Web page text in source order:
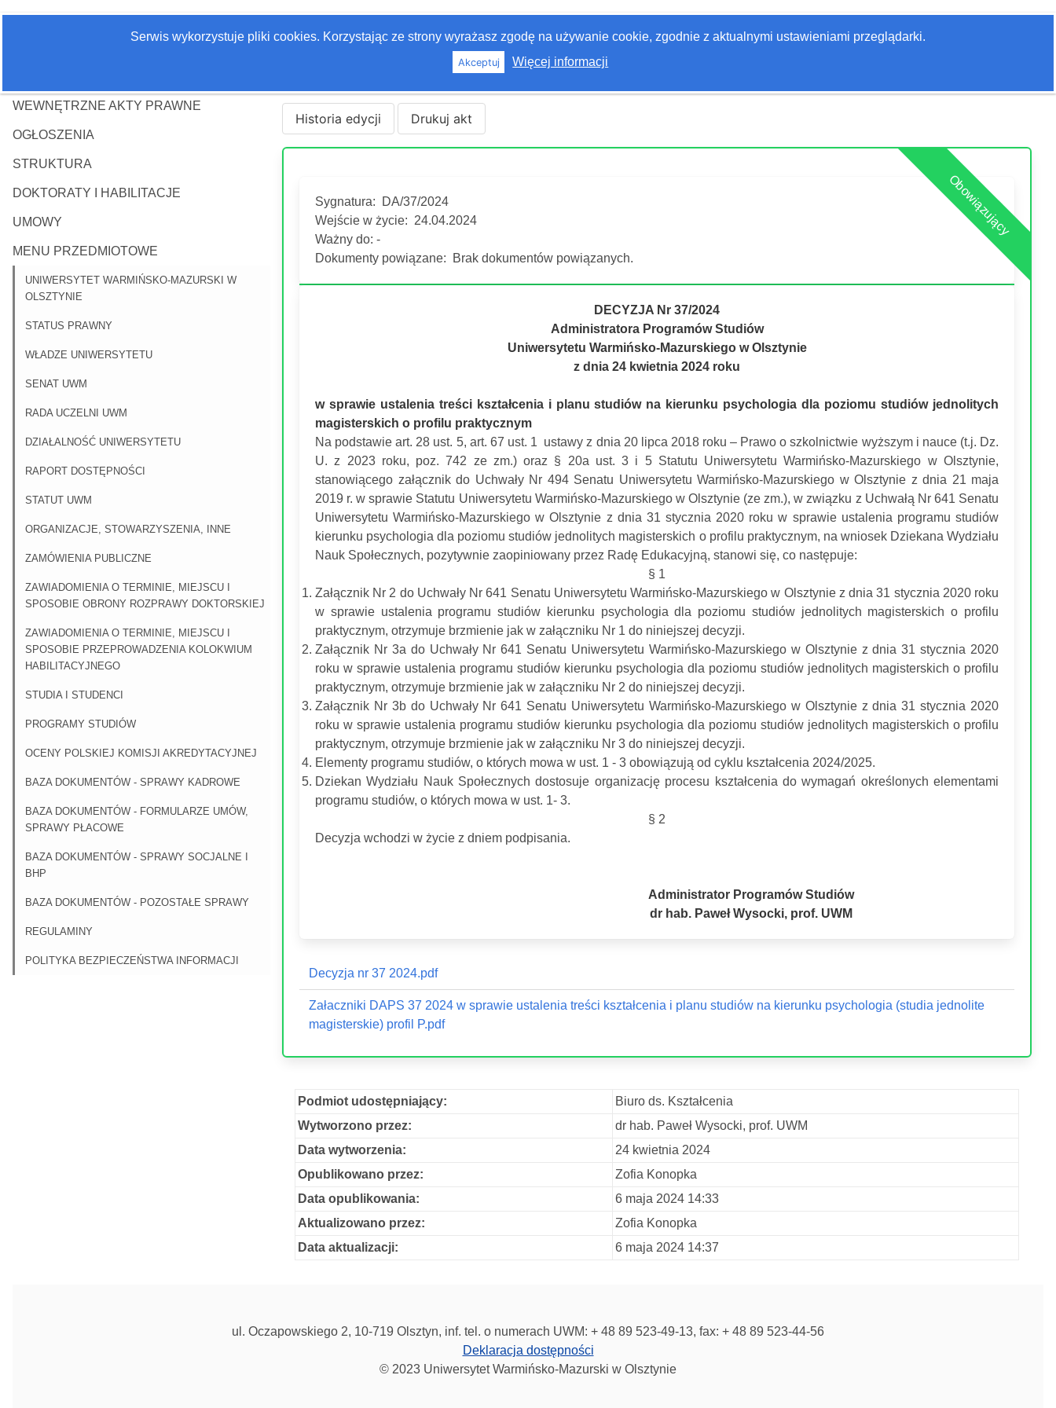
Serwis wykorzystuje pliki cookies. Korzystając ze strony wyrażasz zgodę na używanie cookie, zgodnie z aktualnymi ustawieniami przeglądarki.
Akceptuj Więcej informacji
WEWNĘTRZNE AKTY PRAWNE
OGŁOSZENIA
STRUKTURA
DOKTORATY I HABILITACJE
UMOWY
MENU PRZEDMIOTOWE
UNIWERSYTET WARMIŃSKO-MAZURSKI W
OLSZTYNIE
STATUS PRAWNY
WŁADZE UNIWERSYTETU
SENAT UWM
RADA UCZELNI UWM
DZIAŁALNOŚĆ UNIWERSYTETU
RAPORT DOSTĘPNOŚCI
STATUT UWM
ORGANIZACJE, STOWARZYSZENIA, INNE
ZAMÓWIENIA PUBLICZNE
ZAWIADOMIENIA O TERMINIE, MIEJSCU I
SPOSOBIE OBRONY ROZPRAWY DOKTORSKIEJ
ZAWIADOMIENIA O TERMINIE, MIEJSCU I
SPOSOBIE PRZEPROWADZENIA KOLOKWIUM
HABILITACYJNEGO
STUDIA I STUDENCI
PROGRAMY STUDIÓW
OCENY POLSKIEJ KOMISJI AKREDYTACYJNEJ
BAZA DOKUMENTÓW - SPRAWY KADROWE
BAZA DOKUMENTÓW - FORMULARZE UMÓW,
SPRAWY PŁACOWE
BAZA DOKUMENTÓW - SPRAWY SOCJALNE I
BHP
BAZA DOKUMENTÓW - POZOSTAŁE SPRAWY
REGULAMINY
POLITYKA BEZPIECZEŃSTWA INFORMACJI
Historia edycji Drukuj akt
Obowiązujący
Sygnatura:
DA/37/2024
Wejście w życie: 24.04.2024
Ważny do: -
Dokumenty powiązane:
Brak dokumentów powiązanych.
DECYZJA Nr 37/2024
Administratora Programów Studiów
Uniwersytetu Warmińsko-Mazurskiego w Olsztynie
z dnia 24 kwietnia 2024 roku
w sprawie ustalenia treści kształcenia i planu studiów na kierunku psychologia dla poziomu studiów jednolitych
magisterskich o profilu praktycznym
Na podstawie art. 28 ust. 5, art. 67 ust. 1 ustawy z dnia 20 lipca 2018 roku – Prawo o szkolnictwie wyższym i nauce (t.j. Dz.
U. z 2023 roku, poz. 742 ze zm.) oraz § 20a ust. 3 i 5 Statutu Uniwersytetu Warmińsko-Mazurskiego w Olsztynie,
stanowiącego załącznik do Uchwały Nr 494 Senatu Uniwersytetu Warmińsko-Mazurskiego w Olsztynie z dnia 21 maja
2019 r. w sprawie Statutu Uniwersytetu Warmińsko-Mazurskiego w Olsztynie (ze zm.), w związku z Uchwałą Nr 641 Senatu
Uniwersytetu Warmińsko-Mazurskiego w Olsztynie z dnia 31 stycznia 2020 roku w sprawie ustalenia programu studiów
kierunku psychologia dla poziomu studiów jednolitych magisterskich o profilu praktycznym, na wniosek Dziekana Wydziału
Nauk Społecznych, pozytywnie zaopiniowany przez Radę Edukacyjną, stanowi się, co następuje:
§ 1
Załącznik Nr 2 do Uchwały Nr 641 Senatu Uniwersytetu Warmińsko-Mazurskiego w Olsztynie z dnia 31 stycznia 2020 roku
w sprawie ustalenia programu studiów kierunku psychologia dla poziomu studiów jednolitych magisterskich o profilu
praktycznym, otrzymuje brzmienie jak w załączniku Nr 1 do niniejszej decyzji.
Załącznik Nr 3a do Uchwały Nr 641 Senatu Uniwersytetu Warmińsko-Mazurskiego w Olsztynie z dnia 31 stycznia 2020
roku w sprawie ustalenia programu studiów kierunku psychologia dla poziomu studiów jednolitych magisterskich o profilu
praktycznym, otrzymuje brzmienie jak w załączniku Nr 2 do niniejszej decyzji.
Załącznik Nr 3b do Uchwały Nr 641 Senatu Uniwersytetu Warmińsko-Mazurskiego w Olsztynie z dnia 31 stycznia 2020
roku w sprawie ustalenia programu studiów kierunku psychologia dla poziomu studiów jednolitych magisterskich o profilu
praktycznym, otrzymuje brzmienie jak w załączniku Nr 3 do niniejszej decyzji.
Elementy programu studiów, o których mowa w ust. 1 - 3 obowiązują od cyklu kształcenia 2024/2025.
Dziekan Wydziału Nauk Społecznych dostosuje organizację procesu kształcenia do wymagań określonych elementami
programu studiów, o których mowa w ust. 1- 3.
§ 2
Decyzja wchodzi w życie z dniem podpisania.
Administrator Programów Studiów
dr hab. Paweł Wysocki, prof. UWM
Decyzja nr 37 2024.pdf
Załaczniki DAPS 37 2024 w sprawie ustalenia treści kształcenia i planu studiów na kierunku psychologia (studia jednolite
magisterskie) profil P.pdf
Podmiot udostępniający:
Biuro ds. Kształcenia
Wytworzono przez:
dr hab. Paweł Wysocki, prof. UWM
Data wytworzenia:
24 kwietnia 2024
Opublikowano przez:
Zofia Konopka
Data opublikowania:
6 maja 2024 14:33
Aktualizowano przez:
Zofia Konopka
Data aktualizacji:
6 maja 2024 14:37
ul. Oczapowskiego 2, 10-719 Olsztyn, inf. tel. o numerach UWM: + 48 89 523-49-13, fax: + 48 89 523-44-56
Deklaracja dostępności
© 2023 Uniwersytet Warmińsko-Mazurski w Olsztynie